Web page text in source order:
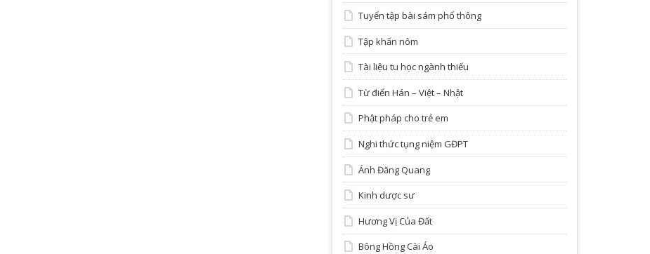
Tuyển tập bài sám phổ thông
Tập khấn nôm
Tài liệu tu học ngành thiếu
Từ điển Hán – Việt – Nhật
Phật pháp cho trẻ em
Nghi thức tụng niệm GĐPT
Ánh Đăng Quang
Kinh dược sư
Hương Vị Của Đất
Bông Hồng Cài Áo